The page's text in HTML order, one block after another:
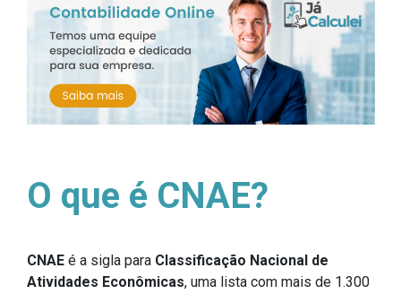
O que é CNAE?
CNAE é a sigla para Classificação Nacional de
Atividades Econômicas, uma lista com mais de 1.300